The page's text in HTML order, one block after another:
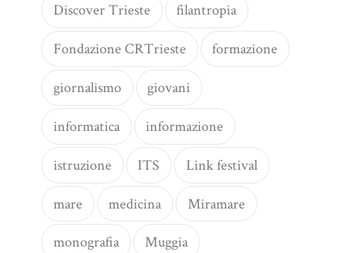
Discover Trieste filantropia
Fondazione CRTrieste formazione
giornalismo giovani
informatica informazione
istruzione ITS Link festival
mare medicina Miramare
monografia Muggia